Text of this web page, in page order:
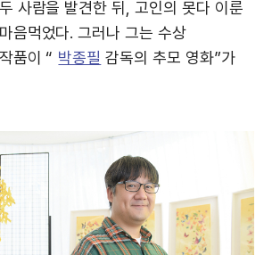
사람을 발견한 뒤, 고인의 못다 이룬
음먹었다. 그러나 그는 수상
품이 “ 박종필 감독의 추모 영화”가